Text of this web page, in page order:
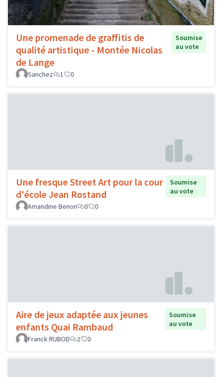
Une promenade de graffitis de
qualité artistique - Montée Nicolas
de Lange
Soumise
au vote
Sanchez 1 0
Une fresque Street Art pour la cour
d'école Jean Rostand
Soumise
au vote
Amandine Benon
0 0
Aire de jeux adaptée aux jeunes
enfants Quai Rambaud
Soumise
au vote
Franck RUBOD
2 0